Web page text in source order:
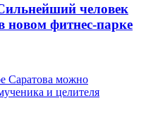
человек
новом фитнес-парке